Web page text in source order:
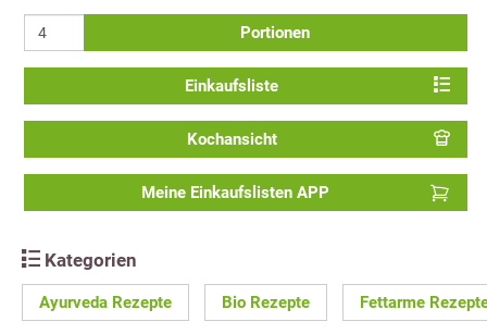
Portionen
Einkaufsliste
Kochansicht
Meine Einkaufslisten APP
Kategorien
Ayurveda Rezepte Bio Rezepte Fettarme